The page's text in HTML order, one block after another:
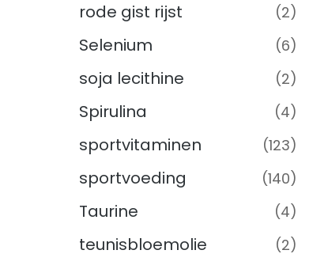
rode gist rijst (2)
Selenium (6)
soja lecithine (2)
Spirulina (4)
sportvitaminen (123)
sportvoeding (140)
Taurine (4)
teunisbloemolie (2)